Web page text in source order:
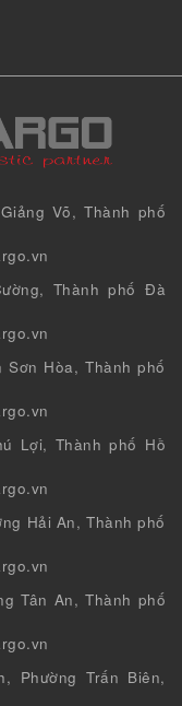
Võ, Thành phố
Thành phố Đà
Sơn Hòa, Thành phố
Lợi, Thành phố Hồ
Hải An, Thành phố
Tân An, Thành phố
Phường Trấn Biên,